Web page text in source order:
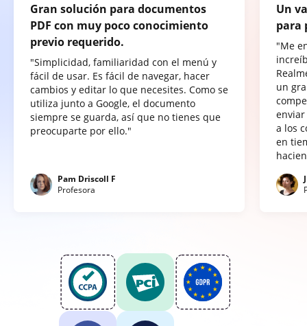
Gran solución para documentos
PDF con muy poco conocimiento
previo requerido.
"Simplicidad, familiaridad con el menú y
fácil de usar. Es fácil de navegar, hacer
cambios y editar lo que necesites. Como se
utiliza junto a Google, el documento
siempre se guarda, así que no tienes que
preocuparte por ello."
Pam Driscoll F
Profesora
Un
para
"Me
un
a los
en